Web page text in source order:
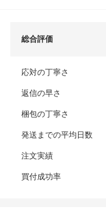
総合評価
応対の丁寧さ
返信の早さ
梱包の丁寧さ
発送までの平均日数
注文実績
買付成功率